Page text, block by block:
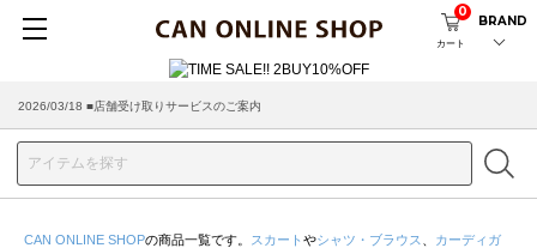
カート
0
BRAND
2026/03/18 ■店舗受け取りサービスのご案内
CAN ONLINE SHOPの商品一覧です。 スカート やシャツ・ブラウス
カーディガ